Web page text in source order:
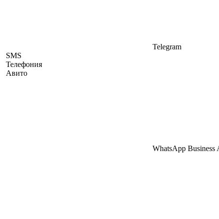
Telegram
SMS
Телефония
Авито
WhatsApp Business